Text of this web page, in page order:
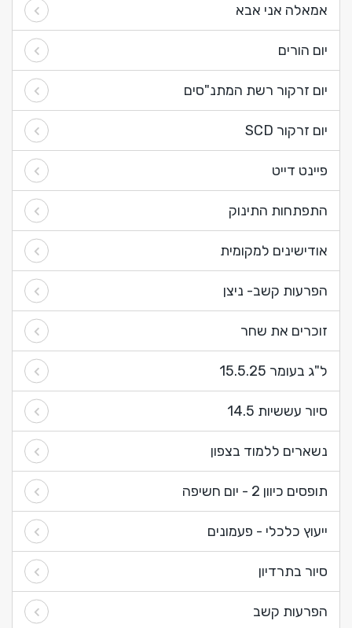
אמאלה אני אבא
יום הורים
יום זרקור רשת המתנ"סים
יום זרקור SCD
פיינט דייט
התפתחות התינוק
אודישינים למקומית
הפרעות קשב- ניצן
זוכרים את שחר
ל"ג בעומר 15.5.25
סיור עששיות 14.5
נשארים ללמוד בצפון
תופסים כיוון 2 - יום חשיפה
ייעוץ כלכלי - פעמונים
סיור בתרדיון
הפרעות קשב